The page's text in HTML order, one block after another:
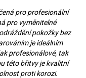
pro profesionální
pro vyměnitelné
pokožky bez
je ideálním
profesionálové, tak
této břitvy je kvalitní
proti korozi.